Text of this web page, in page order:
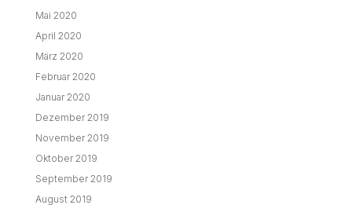
Mai 2020
April 2020
März 2020
Februar 2020
Januar 2020
Dezember 2019
November 2019
Oktober 2019
September 2019
August 2019